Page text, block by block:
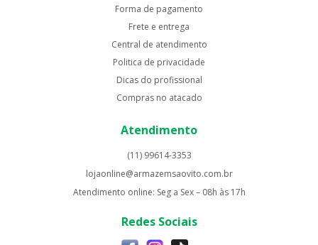
Forma de pagamento
Frete e entrega
Central de atendimento
Politica de privacidade
Dicas do profissional
Compras no atacado
Atendimento
(11) 99614-3353
lojaonline@armazemsaovito.com.br
Atendimento online: Seg a Sex – 08h às 17h
Redes Sociais